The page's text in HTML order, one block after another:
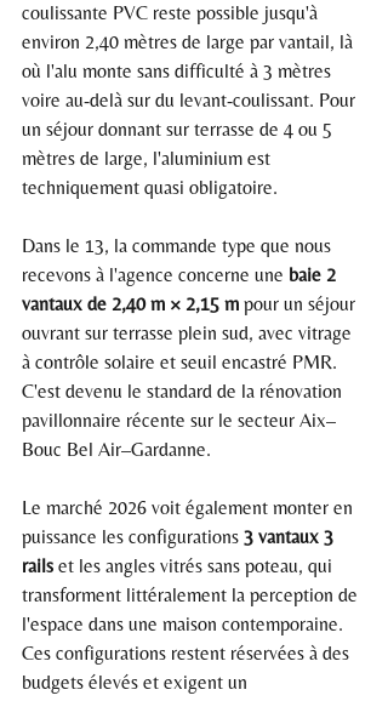
coulissante PVC reste possible jusqu'à
environ 2,40 mètres de large par vantail, là
où l'alu monte sans difficulté à 3 mètres
voire au-delà sur du levant-coulissant. Pour
un séjour donnant sur terrasse de 4 ou 5
mètres de large, l'aluminium est
techniquement quasi obligatoire.
Dans le 13, la commande type que nous
recevons à l'agence concerne une baie 2
vantaux de 2,40 m × 2,15 m pour un séjour
ouvrant sur terrasse plein sud, avec vitrage
à contrôle solaire et seuil encastré PMR.
C'est devenu le standard de la rénovation
pavillonnaire récente sur le secteur Aix–
Bouc Bel Air–Gardanne.
Le marché 2026 voit également monter en
puissance les configurations 3 vantaux 3
rails et les angles vitrés sans poteau, qui
transforment littéralement la perception de
l'espace dans une maison contemporaine.
Ces configurations restent réservées à des
budgets élevés et exigent un